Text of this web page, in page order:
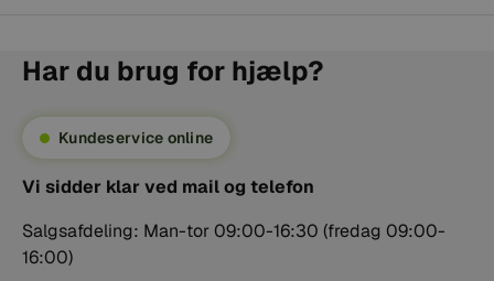
Studiemikrofoner og optagelse
Til musikproduktion, vokal, voice-over og akustiske
optagelser finder du mikrofoner samlet under
studiemikrofoner og optagelse.
Et akustisk behandlet rum kan mindske refleksioner og
rumklang. Se derfor også vores udvalg inden for
Har du brug for hjælp?
Kundeservice online
Vi sidder klar ved mail og telefon
Salgsafdeling: Man-tor 09:00-16:30 (fredag 09:00-
16:00)